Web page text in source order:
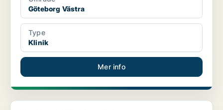
Göteborg Västra
Type
Klinik
Mer info
Fastighet i Västra hisingen